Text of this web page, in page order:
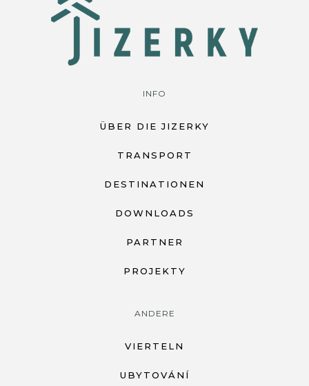
INFO
ÜBER DIE JIZERKY
TRANSPORT
DESTINATIONEN
DOWNLOADS
PARTNER
PROJEKTY
ANDERE
VIERTELN
UBYTOVÁNÍ